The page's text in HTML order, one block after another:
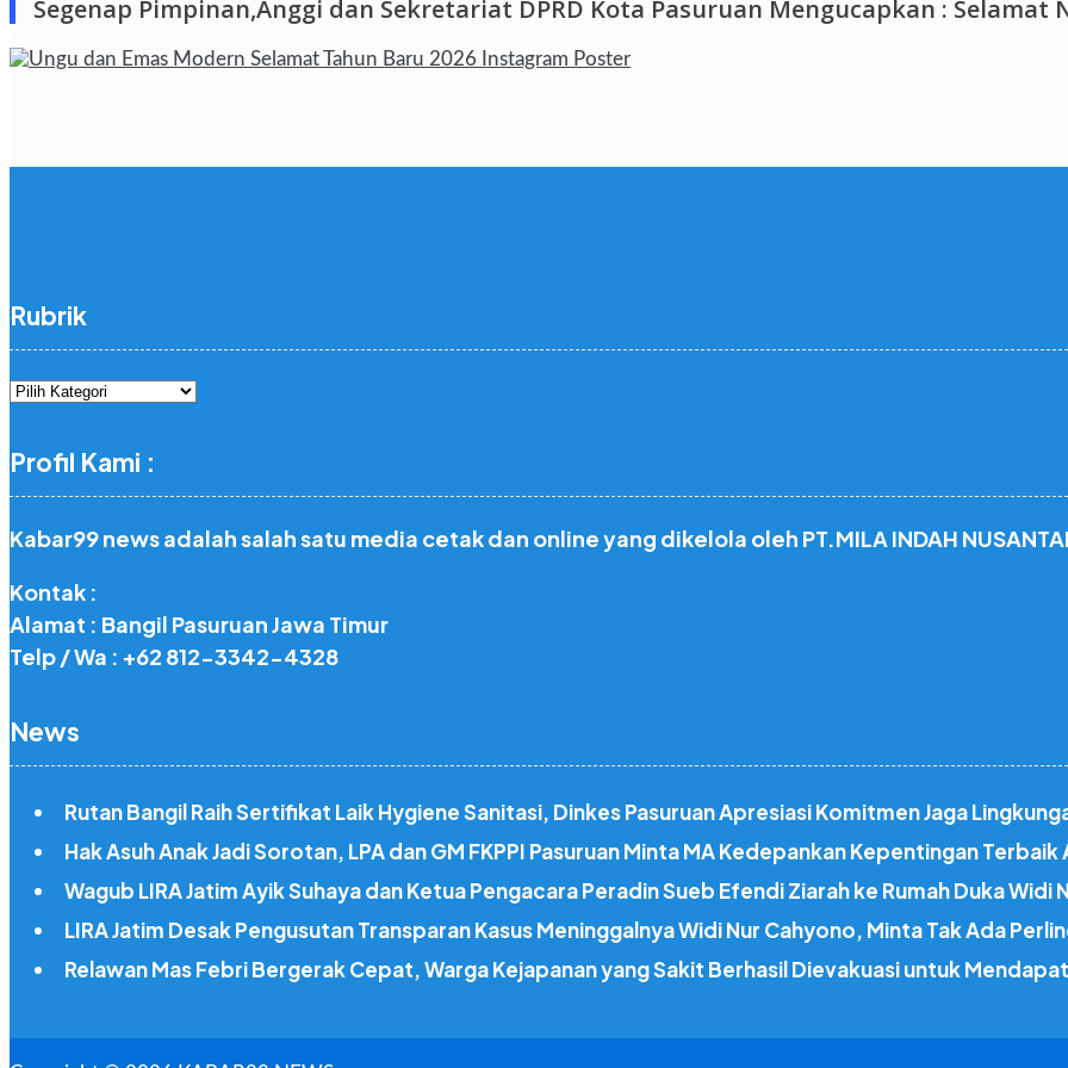
Segenap Pimpinan,Anggi dan Sekretariat DPRD Kota Pasuruan Mengucapkan : Selamat
Rubrik
Rubrik
Profil Kami :
Kabar99 news adalah salah satu media cetak dan online yang dikelola oleh PT.MILA INDAH
Kontak :
Alamat : Bangil Pasuruan Jawa Timur
Telp / Wa : +62 812-3342-4328
News
Rutan Bangil Raih Sertifikat Laik Hygiene Sanitasi, Dinkes Pasuruan Apresiasi Komitmen Jaga
Hak Asuh Anak Jadi Sorotan, LPA dan GM FKPPI Pasuruan Minta MA Kedepankan Kepentingan Terbaik
Wagub LIRA Jatim Ayik Suhaya dan Ketua Pengacara Peradin Sueb Efendi Ziarah ke Rumah Duka
LIRA Jatim Desak Pengusutan Transparan Kasus Meninggalnya Widi Nur Cahyono, Minta Tak Ada
Relawan Mas Febri Bergerak Cepat, Warga Kejapanan yang Sakit Berhasil Dievakuasi untuk